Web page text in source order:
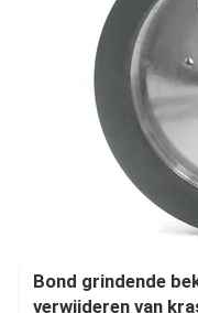
Bond grindende
verwijderen van